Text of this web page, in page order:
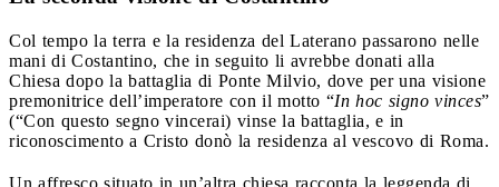
Col tempo la terra e la residenza del Laterano passarono nelle
mani di Costantino, che in seguito li avrebbe donati alla
Chiesa dopo la battaglia di Ponte Milvio, dove per una visione
premonitrice dell’imperatore con il motto “In hoc signo vinces”
(“Con questo segno vincerai) vinse la battaglia, e in
riconoscimento a Cristo donò la residenza al vescovo di Roma.
Un affresco situato in un’altra chiesa racconta la leggenda di